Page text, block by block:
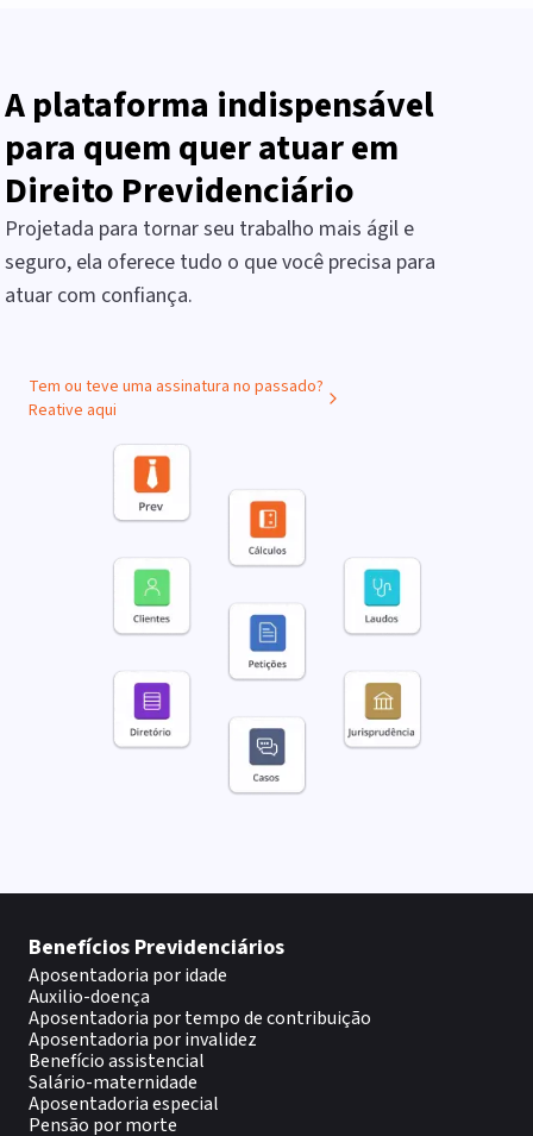
A plataforma indispensável
para quem quer atuar em
Direito Previdenciário
Projetada para tornar seu trabalho mais ágil e
seguro, ela oferece tudo o que você precisa para
atuar com confiança.
Tem ou teve uma assinatura no passado?
Reative aqui
Benefícios Previdenciários
Aposentadoria por idade
Auxilio-doença
Aposentadoria por tempo de contribuição
Aposentadoria por invalidez
Benefício assistencial
Salário-maternidade
Aposentadoria especial
Pensão por morte